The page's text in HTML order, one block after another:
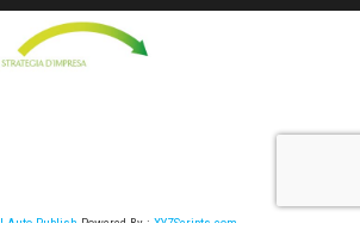
Auto Publish Powered By : XYZScripts.com